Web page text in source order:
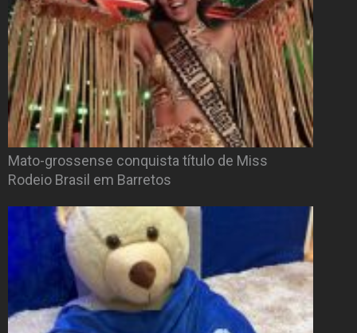
Mato-grossense conquista título de Miss
Rodeio Brasil em Barretos